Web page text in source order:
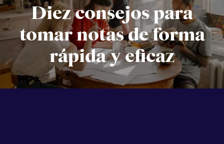
Diez consejos para
tomar notas de forma
rápida y eficaz